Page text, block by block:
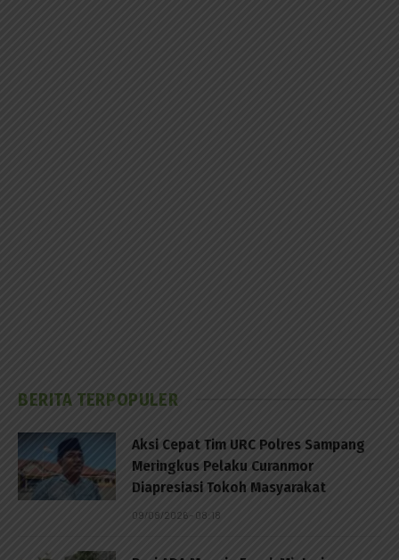
BERITA TERPOPULER
Aksi Cepat Tim URC Polres Sampang
Meringkus Pelaku Curanmor
Diapresiasi Tokoh Masyarakat
09/08/2026 - 08:18